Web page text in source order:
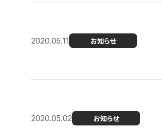
2020.05.11 お知らせ
2020.05.02 お知らせ